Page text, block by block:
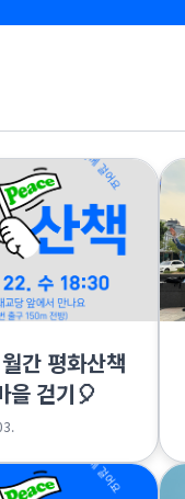
간 평화산책
을 걷기🎈